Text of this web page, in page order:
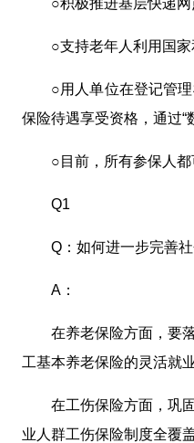
○积极推进基层快递
○支持老年人利用国
○用人单位在登记管
保险待遇享受资格，通过“
○目前，所有参保人
Q1
Q：如何进一步完善
A：
在养老保险方面，要
工基本养老保险的灵活就
在工伤保险方面，巩
业人群工伤保险制度全覆